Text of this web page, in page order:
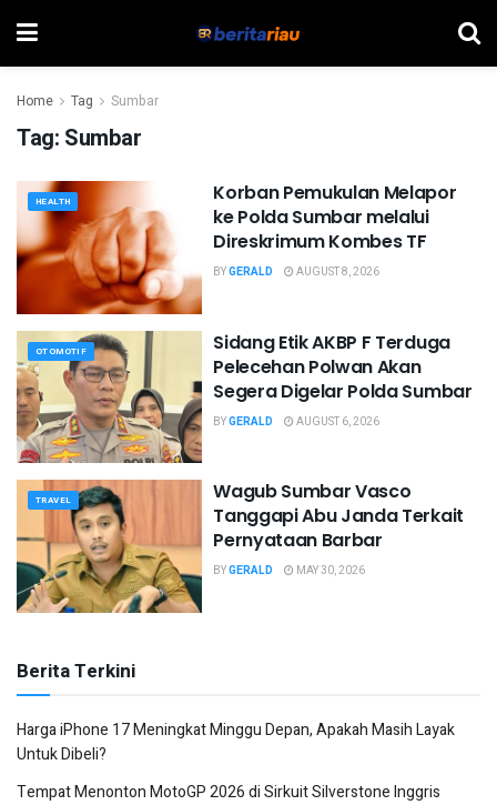
Home Tag Sumbar
Tag: Sumbar
HEALTH
Korban Pemukulan Melapor
ke Polda Sumbar melalui
Direskrimum Kombes TF
BYGERALD AUGUST 8, 2026
OTOMOTIF
Sidang Etik AKBP F Terduga
Pelecehan Polwan Akan
Segera Digelar Polda Sumbar
BYGERALD AUGUST 6, 2026
TRAVEL
Wagub Sumbar Vasco
Tanggapi Abu Janda Terkait
Pernyataan Barbar
BYGERALD MAY 30, 2026
Berita Terkini
Harga iPhone 17 Meningkat Minggu Depan, Apakah Masih Layak
Untuk Dibeli?
Tempat Menonton MotoGP 2026 di Sirkuit Silverstone Inggris